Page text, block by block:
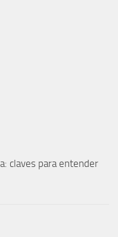
claves para entender